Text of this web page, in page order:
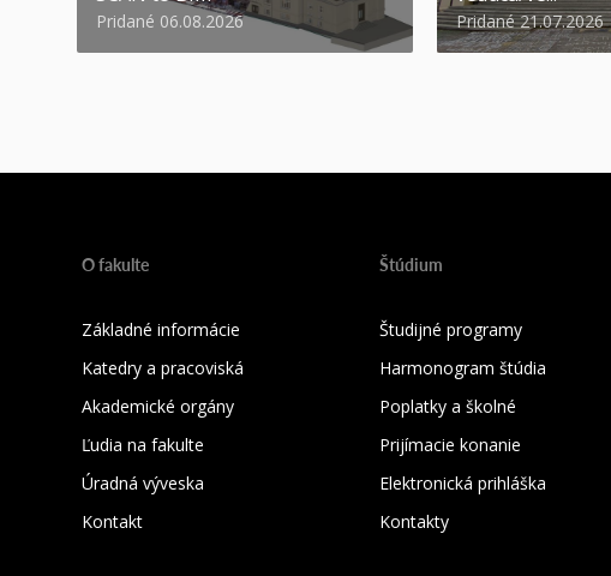
Pridané 06.08.2026 Pridané 21.07.2026
O fakulte
Základné informácie
Katedry a pracoviská
Akademické orgány
Ľudia na fakulte
Úradná výveska
Kontakt
Štúdium
Študijné programy
Harmonogram štúdia
Poplatky a školné
Prijímacie konanie
Elektronická prihláška
Kontakty